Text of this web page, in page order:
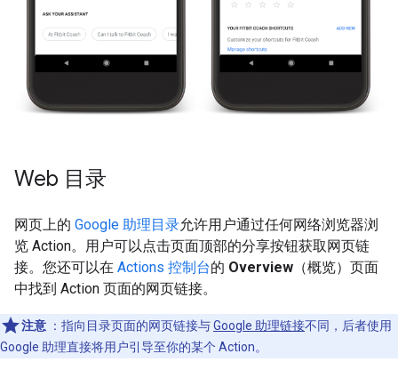
Web 目录
网页上的 Google 助理目录允许用户通过任何网络浏览器浏
览 Action。用户可以点击页面顶部的分享按钮获取网页链
接。您还可以在 Actions 控制台的 Overview （概览）页面
中找到 Action 页面的网页链接。
注意 ：指向目录页面的网页链接与Google 助理链接不同，后者使用
Google 助理直接将用户引导至你的某个 Action。